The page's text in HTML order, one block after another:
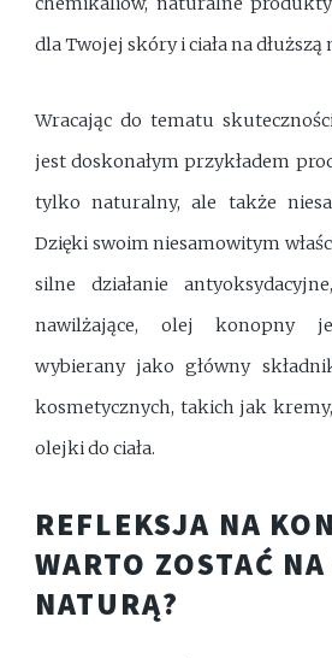
dla Twojej skóry i ciała na dłuższą
Wracając do tematu
jest doskonałym przykładem
tylko naturalny, ale także
Dzięki swoim niesamowitym
silne działanie
nawilżające, olej konopny
wybierany jako główny
kosmetycznych, takich jak
olejki do ciała.
REFLEKSJA NA
WARTO ZOSTAĆ
NATURĄ?